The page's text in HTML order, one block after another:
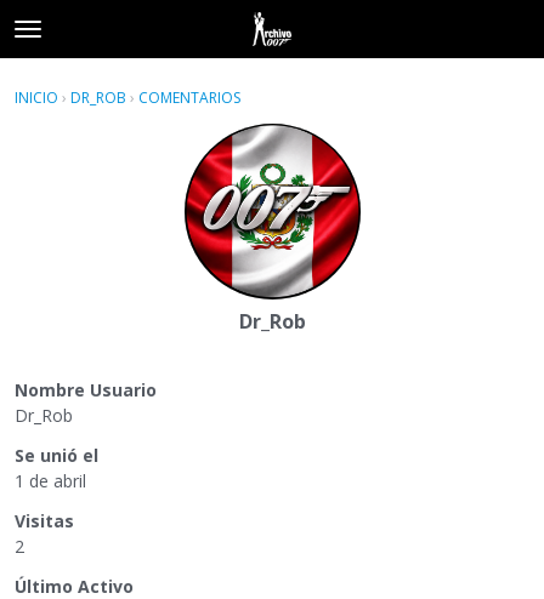
t
o
gAcceder · Registrarse
INICIO › DR_ROB › COMENTARIOS
Dr_Rob
Nombre Usuario
Dr_Rob
Se unió el
1 de abril
Visitas
2
Último Activo